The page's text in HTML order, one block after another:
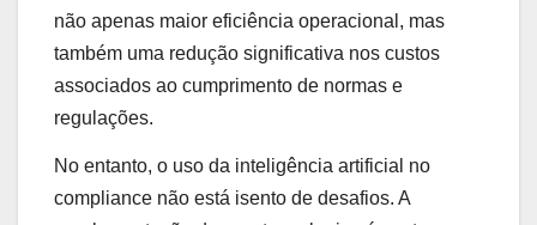
não apenas maior eficiência operacional, mas
também uma redução significativa nos custos
associados ao cumprimento de normas e
regulações.
No entanto, o uso da inteligência artificial no
compliance não está isento de desafios. A